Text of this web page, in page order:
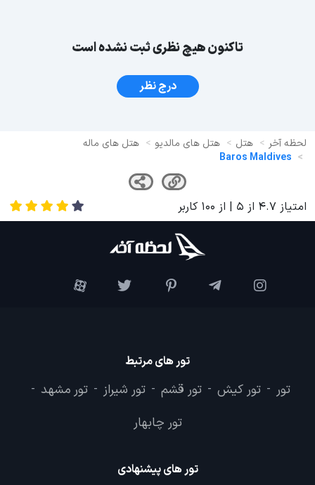
تاکنون هیچ نظری ثبت نشده است
درج نظر
لحظه آخر هتل هتل های مالدیو
هتل های ماله
Baros Maldives
امتیاز 4.7 از 5 | از 100 کاربر
تور های مرتبط
تور - تور کیش - تور قشم - تور شیراز - تور مشهد -
تور چابهار
تور های پیشنهادی